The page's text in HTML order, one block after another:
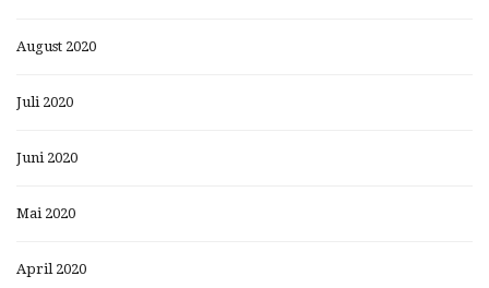
August 2020
Juli 2020
Juni 2020
Mai 2020
April 2020